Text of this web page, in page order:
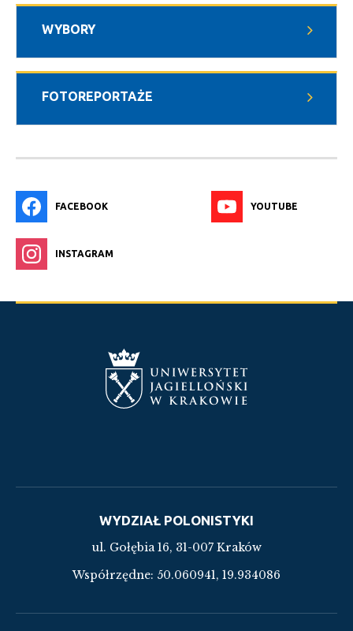
WYBORY
FOTOREPORTAŻE
FACEBOOK YOUTUBE
INSTAGRAM
WYDZIAŁ POLONISTYKI
ul. Gołębia 16, 31-007 Kraków
Współrzędne: 50.060941, 19.934086